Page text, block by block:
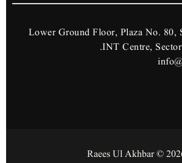
Lower Ground Floor, Plaza No. 80,
INT Centre,
2026 © Raees Ul